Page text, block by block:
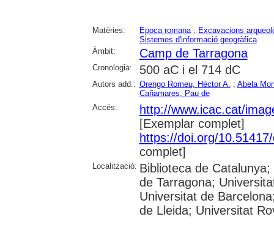
Matèries: Epoca romana; Excavacions
Sistemes d'informació geogràfica
Àmbit:
Camp de Tarragona
Cronologia: 500 aC i el 714 dC
Autors add.: Orengo Romeu, Hèctor A. ; Abela
Cañamares, Pau de
Accés:
http://www.icac.cat/
[Exemplar complet]
https://doi.org/
complet]
Localització: Biblioteca de
de Tarragona;
Universitat de
de Lleida; Universitat